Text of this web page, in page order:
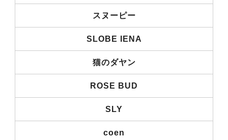
スヌーピー
SLOBE IENA
猫のダヤン
ROSE BUD
SLY
coen